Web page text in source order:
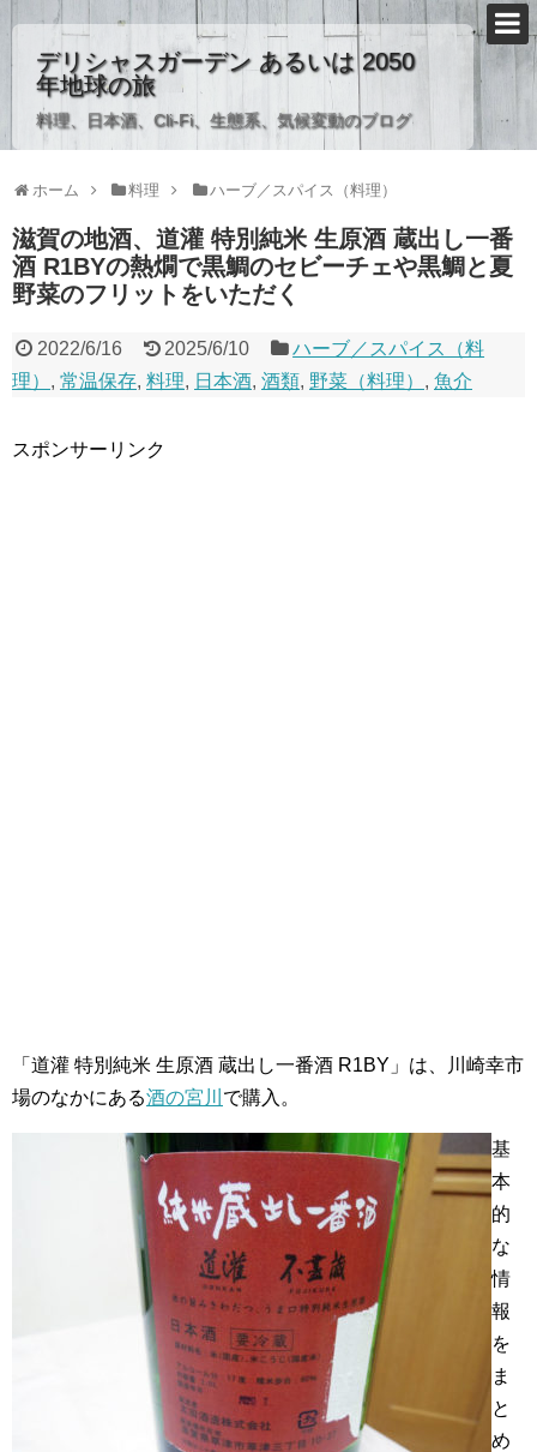
デリシャスガーデン あるいは 2050
年地球の旅
料理、日本酒、Cli-Fi、生態系、気候変動のブログ
ホーム 料理 ハーブ／スパイス（料理）
滋賀の地酒、道灌 特別純米 生原酒 蔵出し一番
酒 R1BYの熱燗で黒鯛のセビーチェや黒鯛と夏
野菜のフリットをいただく
2022/6/16 2025/6/10
ハーブ／スパイス（料
理） , 常温保存, 料理, 日本酒, 酒類, 野菜（料理） , 魚介
スポンサーリンク
「道灌 特別純米 生原酒 蔵出し一番酒 R1BY」は、川崎幸市
場のなかにある酒の宮川 で購入。
基
本
的
な
情
報
を
ま
と
め